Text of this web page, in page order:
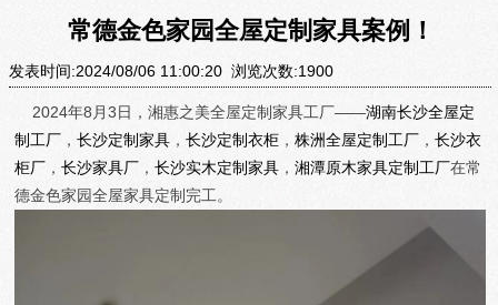
常德金色家园全屋定制家具案例！
发表时间:2024/08/06 11:00:20 浏览次数:1900
2024年8月3日，湘惠之美全屋定制家具工厂——湖南长沙全屋定
制工厂 ， 长沙定制家具 ， 长沙定制衣柜 ， 株洲全屋定制工厂 ， 长沙衣
柜厂 ， 长沙家具厂 ， 长沙实木定制家具 ， 湘潭原木家具定制工厂在常
德金色家园全屋家具定制完工。